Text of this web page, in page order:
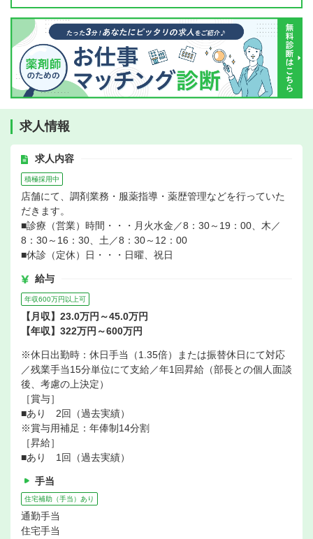
求人情報
求人内容
積極採用中
店舗にて、調剤業務・服薬指導・薬歴管理などを行っていた
だきます。
■診療（営業）時間・・・月火水金／8：30～19：00、木／
8：30～16：30、土／8：30～12：00
■休診（定休）日・・・日曜、祝日
給与
年収600万円以上可
【月収】23.0万円～45.0万円
【年収】322万円～600万円
※休日出勤時：休日手当（1.35倍）または振替休日にて対応
／残業手当15分単位にて支給／年1回昇給（部長との個人面談
後、考慮の上決定）
［賞与］
■あり 2回（過去実績）
※賞与用補足：年俸制14分割
［昇給］
■あり 1回（過去実績）
手当
住宅補助（手当）あり
通勤手当
住宅手当